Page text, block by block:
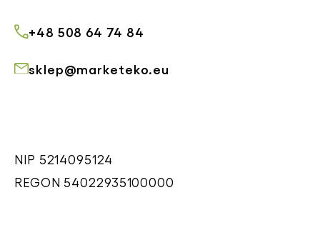
+48 508 64 74 84
sklep@marketeko.eu
NIP 5214095124
REGON 54022935100000